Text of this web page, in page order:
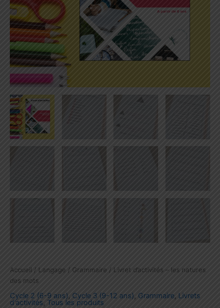
Accueil / Langage / Grammaire / Livret d’activités – les natures
des mots
Cycle 2 (6-9 ans), Cycle 3 (9-12 ans), Grammaire, Livrets
d'activités, Tous les produits